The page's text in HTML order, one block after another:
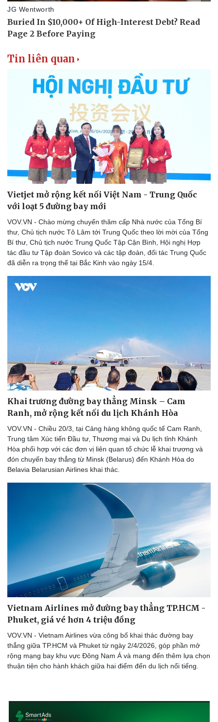
Sức khỏe
Dinh dưỡng - món ngon
Cây thuốc
Sản phụ khoa
Phòng mạch online
Đời sống
Nhà đẹp
Blog
Tình yêu - Gia đình
Tin liên quan
Vietjet mở rộng kết nối Việt Nam - Trung Quốc
với loạt 5 đường bay mới
VOV.VN - Chào mừng chuyến thăm cấp Nhà nước của Tổng Bí
thư, Chủ tịch nước Tô Lâm tới Trung Quốc theo lời mời của Tổng
Bí thư, Chủ tịch nước Trung Quốc Tập Cận Bình, Hội nghị Hợp
tác đầu tư Tập đoàn Sovico và các tập đoàn, đối tác Trung Quốc
đã diễn ra trọng thể tại Bắc Kinh vào ngày 15/4.
Khai trương đường bay thẳng Minsk – Cam
Ranh, mở rộng kết nối du lịch Khánh Hòa
VOV.VN - Chiều 20/3, tại Cảng hàng không quốc tế Cam Ranh,
Trung tâm Xúc tiến Đầu tư, Thương mại và Du lịch tỉnh Khánh
Hòa phối hợp với các đơn vị liên quan tổ chức lễ khai trương và
đón chuyến bay thẳng từ Minsk (Belarus) đến Khánh Hòa do
Belavia Belarusian Airlines khai thác.
Vietnam Airlines mở đường bay thẳng TP.HCM -
Phuket, giá vé hơn 4 triệu đồng
VOV.VN - Vietnam Airlines vừa công bố khai thác đường bay
thẳng giữa TP.HCM và Phuket từ ngày 2/4/2026, góp phần mở
rộng mạng bay khu vực Đông Nam Á và mang đến thêm lựa chọn
thuận tiện cho hành khách giữa hai điểm đến du lịch nổi tiếng.